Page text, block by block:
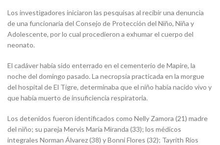
Los investigadores iniciaron las pesquisas al recibir una denuncia
de una funcionaria del Consejo de Protección del Niño, Niña y
Adolescente, por lo cual procedieron a exhumar el cuerpo del
neonato.
El cadáver había sido enterrado en el cementerio de Mapire, la
noche del domingo pasado. La necropsia practicada en la morgue
del hospital de El Tigre, determinaba que el niño había nacido vivo y
que había muerto de insuficiencia respiratoria.
Los detenidos fueron identificados como Nelly Zamora (21) madre
del niño; su pareja Mervis María Miranda (33); los médicos
integrales Norman Álvarez (38) y Bonni Flores (32); Tayrith Ríos